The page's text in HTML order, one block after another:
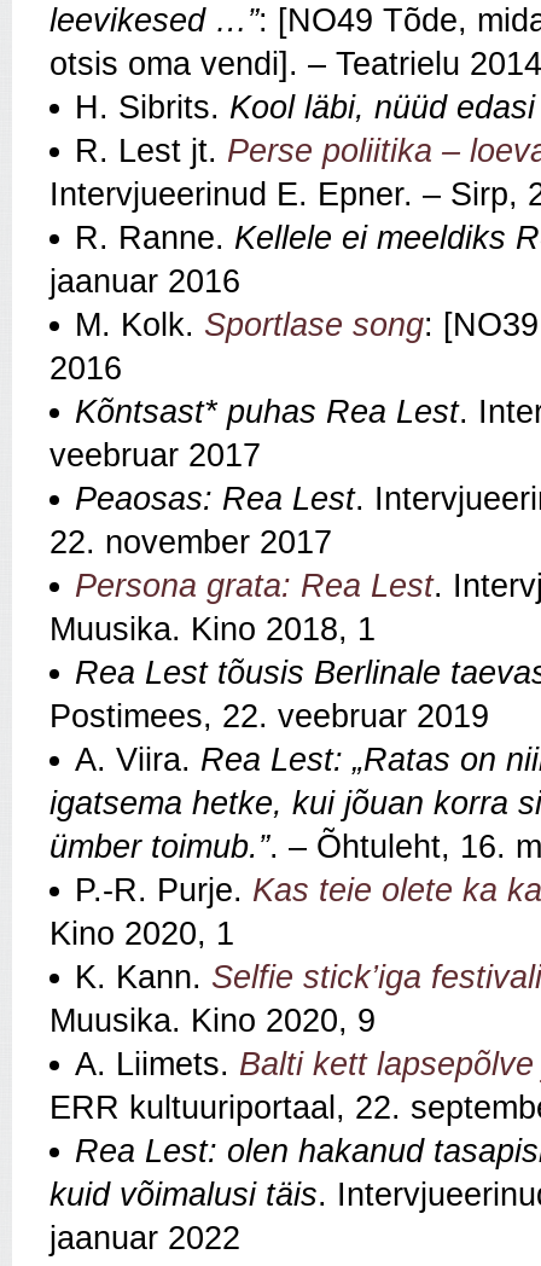
leevikesed …”: [NO49 Tõde,
otsis oma vendi]. – Teatrielu 2014
H. Sibrits. Kool läbi, nüüd
R. Lest jt. Perse poliitika –
Intervjueerinud E. Epner. – Sirp,
R. Ranne. Kellele ei meeldiks
jaanuar 2016
M. Kolk. Sportlase song:
2016
Kõntsast* puhas Rea Lest.
veebruar 2017
Peaosas: Rea Lest.
22. november 2017
Persona grata: Rea Lest.
Muusika. Kino 2018, 1
Rea Lest tõusis Berlinale
Postimees, 22. veebruar 2019
A. Viira. Rea Lest: „Ratas on
igatsema hetke, kui jõuan korra
ümber toimub.”. – Õhtuleht, 16.
P.-R. Purje. Kas teie olete ka
Kino 2020, 1
K. Kann. Selfie stick’iga
Muusika. Kino 2020, 9
A. Liimets. Balti kett
ERR kultuuriportaal, 22.
Rea Lest: olen hakanud
kuid võimalusi täis.
jaanuar 2022